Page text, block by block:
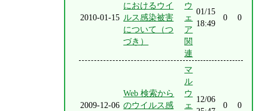
2010-01-15
におけるウイ
ルス感染被害
について（つ
づき）
ウ
ェ
ア
関
連
01/15
18:49
0 0
2009-12-06
Web 検索から
のウイルス感
マ
ル
ウ
ェ
12/06
0 0